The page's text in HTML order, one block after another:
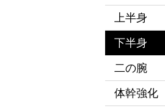
上半身
下半身
二の腕
体幹強化